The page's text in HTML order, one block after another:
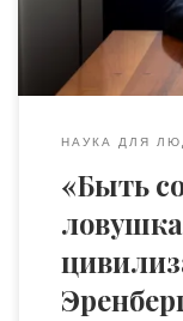
современной
НАУКА ДЛЯ
«Быть